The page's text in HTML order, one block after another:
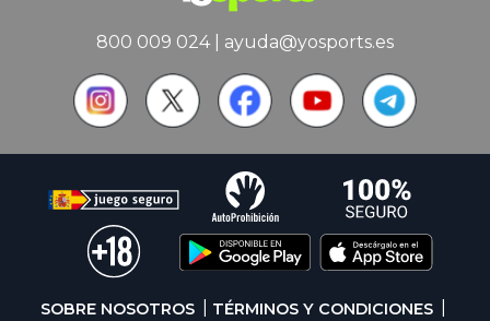
800 009 024| ayuda@yosports.es
SOBRE NOSOTROS
TÉRMINOS Y CONDICIONES